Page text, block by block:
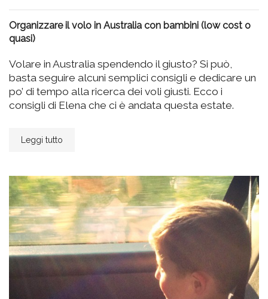
Organizzare il volo in Australia con bambini (low cost o
quasi)
Volare in Australia spendendo il giusto? Si può,
basta seguire alcuni semplici consigli e dedicare un
po’ di tempo alla ricerca dei voli giusti. Ecco i
consigli di Elena che ci è andata questa estate.
Leggi tutto